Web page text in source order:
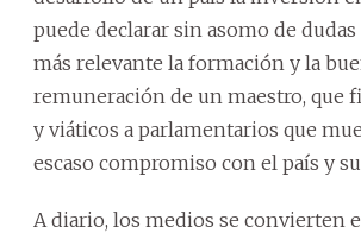
puede declarar sin asomo de
más relevante la formación y la
remuneración de un maestro, que
y viáticos a parlamentarios que
escaso compromiso con el país y
A diario, los medios se convierten